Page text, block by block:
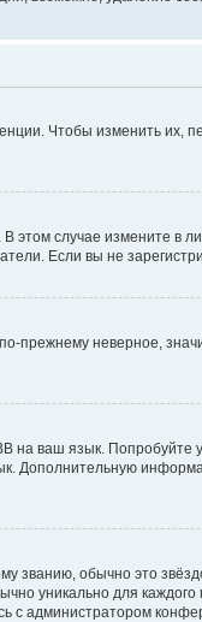
Чтобы изменить их,
случае измените в
Если вы не
прежнему неверное,
ваш язык.
Дополнительную
обычно это
уникально для
с администратором